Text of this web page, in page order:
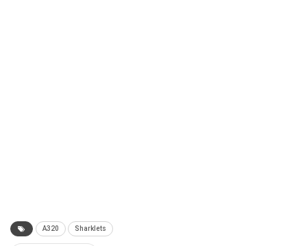
A320 Sharklets